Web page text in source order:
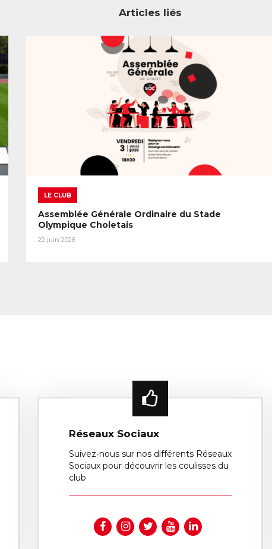
Articles liés
LE CLUB
Assemblée Générale Ordinaire du Stade
Olympique Choletais
22 juin 2026
Réseaux Sociaux
Suivez-nous sur nos différents Réseaux
Sociaux pour découvrir les coulisses du
club